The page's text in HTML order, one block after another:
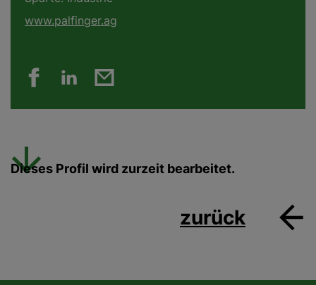
www.palfinger.ag
Dieses Profil wird zurzeit bearbeitet.
zurück